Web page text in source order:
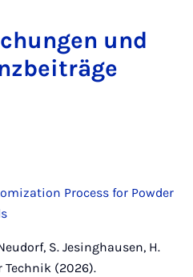
und
Process for Powder
S. Jesinghausen, H.
Technik (2026).